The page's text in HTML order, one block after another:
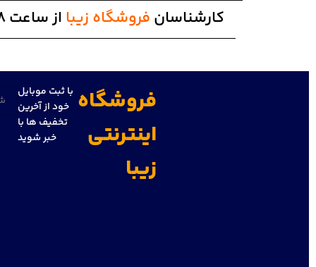
کارشناسان فروشگاه زیبا از ساعت 8 الی 20 پاسخگوی شما هستند
فروشگاه
اینترنتی
زیبا
با ثبت موبایل
خود از آخرین
تخفیف ها با
خبر شوید